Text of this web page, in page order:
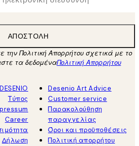
ΑΠΟΣΤΟΛΉ
Πολιτική Απορρήτου σχετικά με το
τα δεδομέναΠολιτική Απορρήτου
Τύπος
Career
Δήλωση
Desenio Art Advice
Customer service
Παρακολούθηση
παραγγελίας
Όροι και προϋποθέσεις
Πολιτική απορρήτου